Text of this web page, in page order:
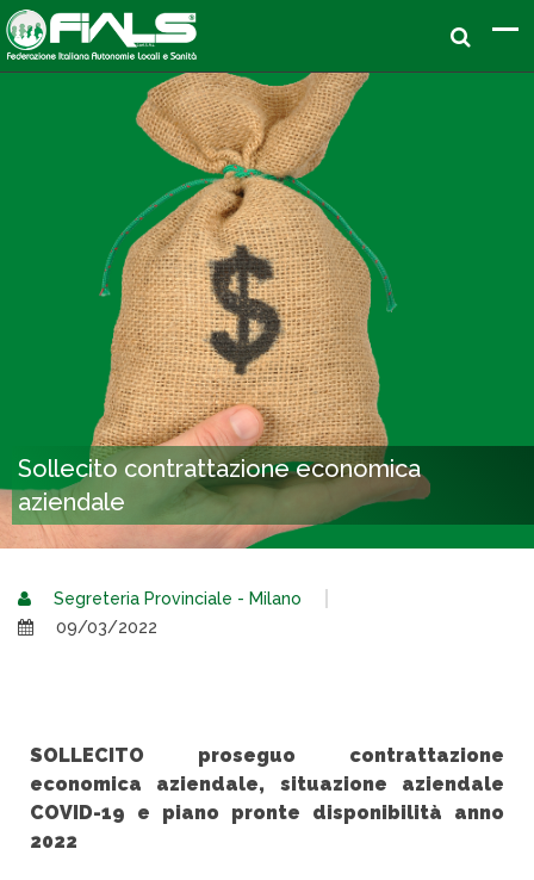
Sollecito contrattazione economica
aziendale
Segreteria Provinciale - Milano
09/03/2022
SOLLECITO proseguo contrattazione
economica aziendale, situazione aziendale
COVID-19 e piano pronte disponibilità anno
2022